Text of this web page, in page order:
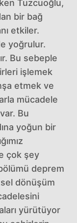
Tuzcuoğlu,
bir bağ
etkiler.
yoğrulur.
Bu sebeple
işlemek
etmek ve
mücadele
Bu
yoğun bir
çok şey
deprem
dönüşüm
yürütüyor